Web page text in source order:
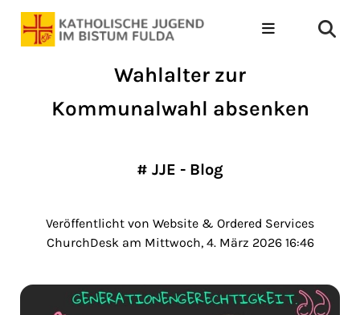
Wahlalter zur
Kommunalwahl absenken
# JJE - Blog
Veröffentlicht von Website & Ordered Services
ChurchDesk am Mittwoch, 4. März 2026 16:46